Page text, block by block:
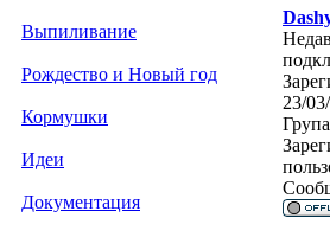
Выпиливание
Рождество и Новый год
Кормушки
Идеи
Документация
23/